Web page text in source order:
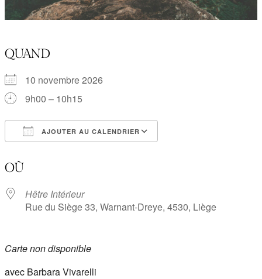
QUAND
10 novembre 2026
9h00 – 10h15
AJOUTER AU CALENDRIER
OÙ
Hêtre Intérieur
Rue du Siège 33, Warnant-Dreye, 4530, Liège
Carte non disponible
avec Barbara Vivarelli